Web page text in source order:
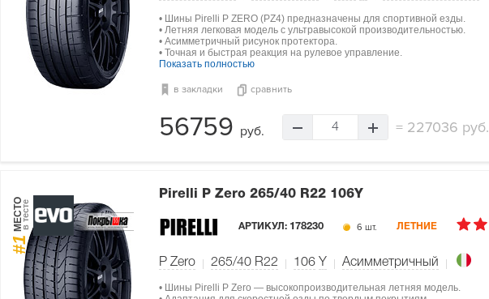
• Шины Pirelli P ZERO (PZ4) предназначены для спортивной езды.
• Летняя легковая модель с ультравысокой производительностью.
• Асимметричный рисунок протектора.
• Точная и быстрая реакция на рулевое управление.
Показать полностью
в закладки сравнить
56759 руб. 4 = 227036 руб.
#1
МЕСТОв тесте
Pirelli P Zero 265/40 R22 106Y
АРТИКУЛ: 178230 6 шт. ЛЕТНИЕ
P Zero 265/40 R22 106 Y Асимметричный
• Шины Pirelli P Zero — высокопроизводительная летняя модель.